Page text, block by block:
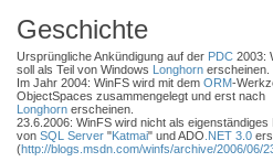
Geschichte
Ursprüngliche Ankündigung auf der PDC 2003:
soll als Teil von Windows Longhorn erscheinen.
Im Jahr 2004: WinFS wird mit dem ORM-
ObjectSpaces zusammengelegt und erst nach
Longhorn erscheinen.
23.6.2006: WinFS wird nicht als
von SQL Server "Katmai" und ADO .NET 3.0
(http://blogs.msdn.com/winfs/archive/2006/06/